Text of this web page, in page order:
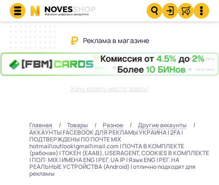
Реклама в магазине
Хочу купить место здесь!
Главная Товары Разное
Другие аккаунты
АККАУНТЫ FACEBOOK ДЛЯ РЕКЛАМЫ УКРАИНА | 2FA |
ПОДТВЕРЖДЕНЫ ПО ПОЧТЕ MIX
hotmail\outlook\gmail\mail.com | ПОЧТА В КОМПЛЕКТЕ
(рабочая) | ТОКЕН (EAAB), USERAGENT, COOKIES В КОМПЛЕКТЕ
| ПОЛ: MIX | ИМЕНА ENG | РЕГ. UA IP | Язык ENG | РЕГ. НА
РЕАЛЬНЫЕ УСТРОЙСТВА (Android) | отлично подходят для
рекламы